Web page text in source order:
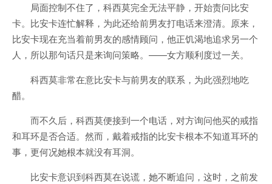
局面控制不住了，科西莫完全无法平静，开始责问比安
卡。比安卡连忙解释，为此还给前男友打电话来澄清。原来，
比安卡现在充当着前男友的感情顾问，他正饥渴地追求另一个
人，所以那句话只是来询问策略。——女方顺利度过一关。
科西莫非常在意比安卡与前男友的联系，为此强烈地吃
醋。
而不久后，科西莫便接到一个电话，对方询问他买的戒指
和耳环是否合适。然而，戴着戒指的比安卡根本不知道耳环的
事，更何况她根本就没有耳洞。
比安卡意识到科西莫在说谎，她不断追问，这时，之前发